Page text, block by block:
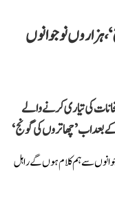
ہزاروں نوجوانوں
کی تیاری کرنے والے
بعد اب ’چھاتروں کی گونج‘